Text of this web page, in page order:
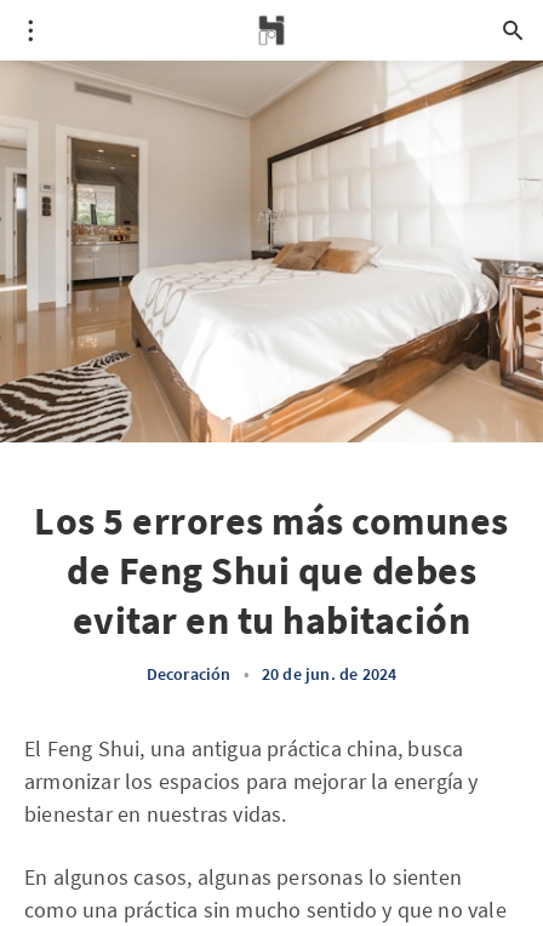
Los 5 errores más comunes
de Feng Shui que debes
evitar en tu habitación
Decoración • 20 de jun. de 2024
El Feng Shui, una antigua práctica china, busca
armonizar los espacios para mejorar la energía y
bienestar en nuestras vidas.
En algunos casos, algunas personas lo sienten
como una práctica sin mucho sentido y que no vale